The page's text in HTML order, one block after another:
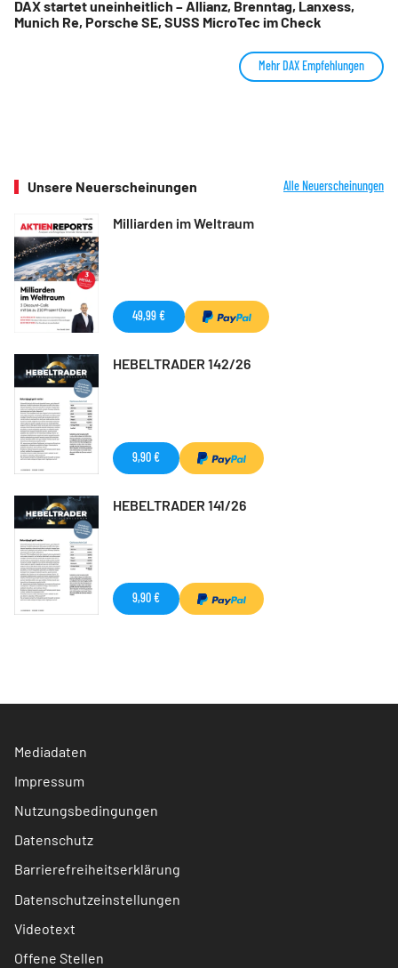
DAX startet uneinheitlich – Allianz, Brenntag, Lanxess,
Munich Re, Porsche SE, SUSS MicroTec im Check
Mehr DAX Empfehlungen
Unsere Neuerscheinungen Alle Neuerscheinungen
Milliarden im Weltraum
49,99 €
HEBELTRADER 142/26
9,90 €
HEBELTRADER 141/26
9,90 €
Mediadaten
Impressum
Nutzungsbedingungen
Datenschutz
Barrierefreiheitserklärung
Datenschutzeinstellungen
Videotext
Offene Stellen